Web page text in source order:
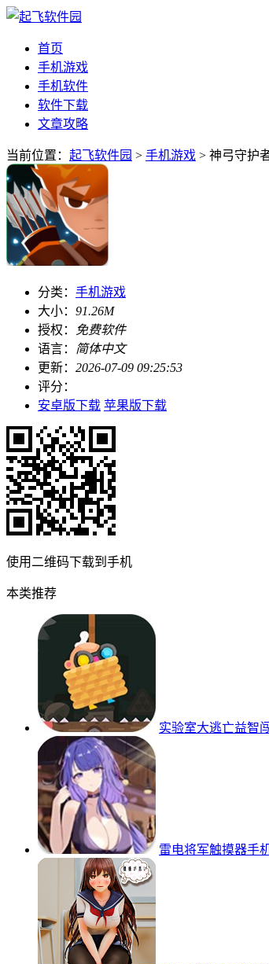
首页
手机游戏
手机软件
软件下载
文章攻略
当前位置： 起飞软件园 > 手机游戏 > 神弓守护
分类： 手机游戏
大小： 91.26M
授权：
免费软件
语言：
简体中文
更新： 2026-07-09 09:25:53
评分：
安卓版下载 苹果版下载
使用二维码下载到手机
本类推荐
实验室大逃亡益智
雷电将军触摸器手